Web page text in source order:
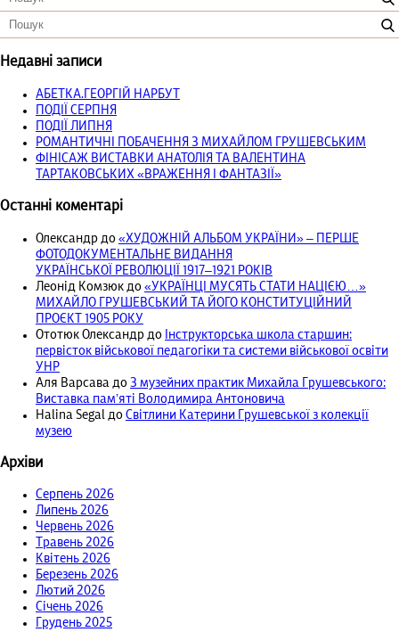
Недавні записи
АБЕТКА.ГЕОРГІЙ НАРБУТ
ПОДІЇ СЕРПНЯ
ПОДІЇ ЛИПНЯ
РОМАНТИЧНІ ПОБАЧЕННЯ З МИХАЙЛОМ ГРУШЕВСЬКИМ
ФІНІСАЖ ВИСТАВКИ АНАТОЛІЯ ТА ВАЛЕНТИНА
ТАРТАКОВСЬКИХ «ВРАЖЕННЯ І ФАНТАЗІЇ»
Останні коментарі
Олександр до «ХУДОЖНІЙ АЛЬБОМ УКРАЇНИ» – ПЕРШЕ
ФОТОДОКУМЕНТАЛЬНЕ ВИДАННЯ
УКРАЇНСЬКОЇ РЕВОЛЮЦІЇ 1917‒1921 РОКІВ
Леонід Комзюк до «УКРАЇНЦІ МУСЯТЬ СТАТИ НАЦІЄЮ…»
МИХАЙЛО ГРУШЕВСЬКИЙ ТА ЙОГО КОНСТИТУЦІЙНИЙ
ПРОЄКТ 1905 РОКУ
Ототюк Олександр до Інструкторська школа старшин:
первісток військової педагогіки та системи військової освіти
УНР
Аля Варсава до З музейних практик Михайла Грушевського:
Виставка пам’яті Володимира Антоновича
Halina Segal
до Світлини Катерини Грушевської з колекції
музею
Архіви
Серпень 2026
Липень 2026
Червень 2026
Травень 2026
Квітень 2026
Березень 2026
Лютий 2026
Січень 2026
Грудень 2025